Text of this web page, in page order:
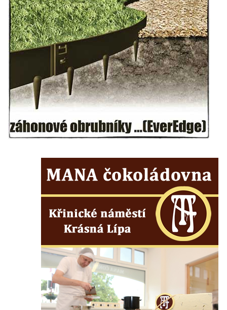
Kaple Getsemanské zahrady na křížové
cestě na Křížovém vrchu ve Frýdlantu
Kaple Božího hrobu na Křížové cestě na
Křížovém vrchu ve Frýdlantu
Poustevna na Křížové cestě na Křížovém
vrchu ve Frýdlantu
Kostel svatého Jakuba Většího v Sokolově
Kostel Nanebevzetí Panny Marie ve
Kostel Jména Panny Marie v Sepekově
Rumburku
Bývalá synagoga v Milevsku
Kostel svaté Kateřiny Alexandrijské v
Kostel svaté Maří Magdalény v Karlových
Varech
Kaple Panny Marie pod hradem Přimda
Kaple Panny Marie v Kunčicích nad Labem